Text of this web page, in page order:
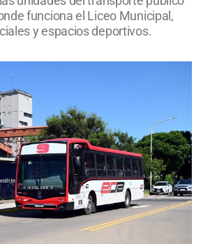
funciona el Liceo Municipal,
y espacios deportivos.